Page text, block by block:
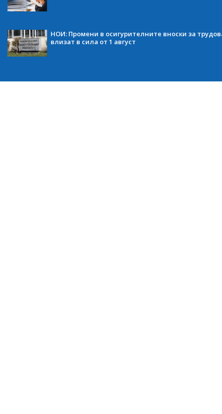
НОИ: Промени в осигурителните вноски за
влизат в сила от 1 август